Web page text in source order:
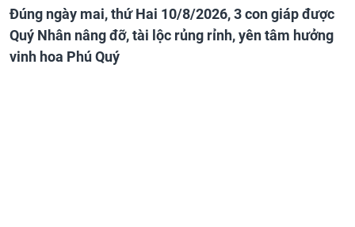
Đúng ngày mai, thứ Hai 10/8/2026, 3 con giáp được
Quý Nhân nâng đỡ, tài lộc rủng rỉnh, yên tâm hưởng
vinh hoa Phú Quý